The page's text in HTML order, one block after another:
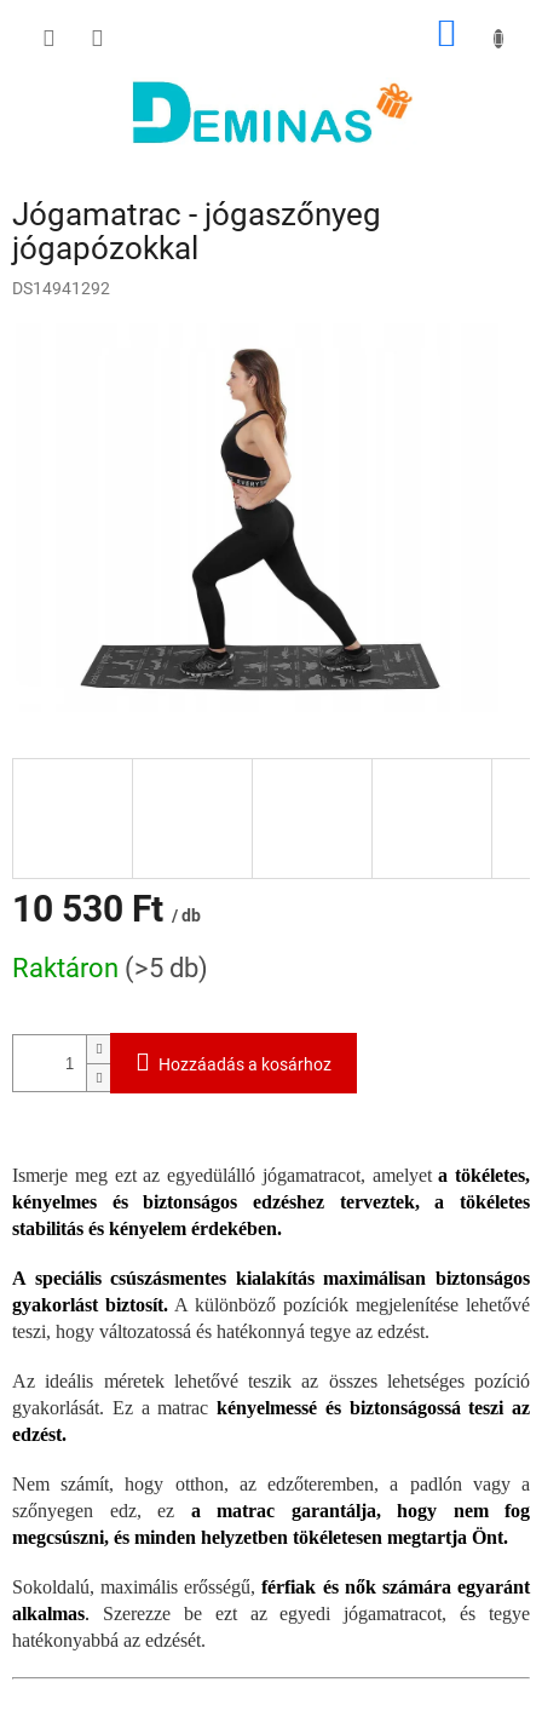
KOSÁR
Jógamatrac - jógaszőnyeg
jógapózokkal
DS14941292
10 530 Ft / db
Raktáron (>5 db)
Hozzáadás a kosárhoz
Ismerje meg ezt az egyedülálló jógamatracot, amelyeta tökéletes,
kényelmes és biztonságos edzéshez terveztek, a tökéletes
stabilitás és kényelem érdekében.
A speciális csúszásmentes kialakítás maximálisan biztonságos
gyakorlást biztosít. A különböző pozíciók megjelenítése lehetővé
teszi, hogy változatossá és hatékonnyá tegye az edzést.
Az ideális méretek lehetővé teszik az összes lehetséges pozíció
gyakorlását. Ez a matrac kényelmessé és biztonságossá teszi az
edzést.
Nem számít, hogy otthon, az edzőteremben, a padlón vagy a
szőnyegen edz, ez a matrac garantálja, hogy nem fog
megcsúszni, és minden helyzetben tökéletesen megtartja Önt.
Sokoldalú, maximális erősségű,férfiak és nők számára egyaránt
alkalmas. Szerezze be ezt az egyedi jógamatracot, és tegye
hatékonyabbá az edzését.